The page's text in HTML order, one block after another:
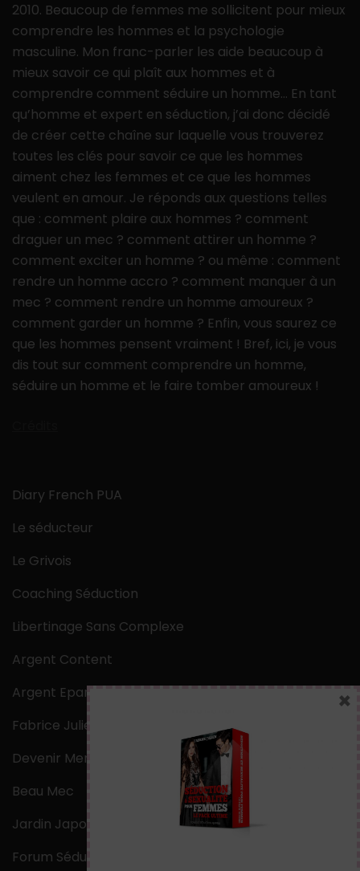
2010. Beaucoup de femmes me sollicitent pour mieux
comprendre les hommes et la psychologie
masculine. Mon franc-parler les aide beaucoup à
mieux savoir ce qui plaît aux hommes et à
comprendre comment séduire un homme… En tant
qu’homme et expert en séduction, j’ai donc décidé
de créer cette chaîne sur laquelle vous trouverez
toutes les clés pour savoir ce que les hommes
aiment chez les femmes et ce que les hommes
veulent en amour. Je réponds aux questions telles
que : comment plaire aux hommes ? comment
draguer un mec ? comment attirer un homme ?
comment exciter un homme ? ou même : comment
rendre un homme accro ? comment manquer à un
mec ? comment rendre un homme amoureux ?
comment garder un homme ? Enfin, vous saurez ce
que les hommes pensent vraiment ! Bref, ici, je vous
dis tout sur comment comprendre un homme,
séduire un homme et le faire tomber amoureux !
Diary French PUA
Le séducteur
Le Grivois
Coaching Séduction
Libertinage Sans Complexe
Argent Content
Argent Epargne
Fabrice Julien
Devenir Mentaliste
Beau Mec
Jardin Japonais Zen
Forum Séduction
×